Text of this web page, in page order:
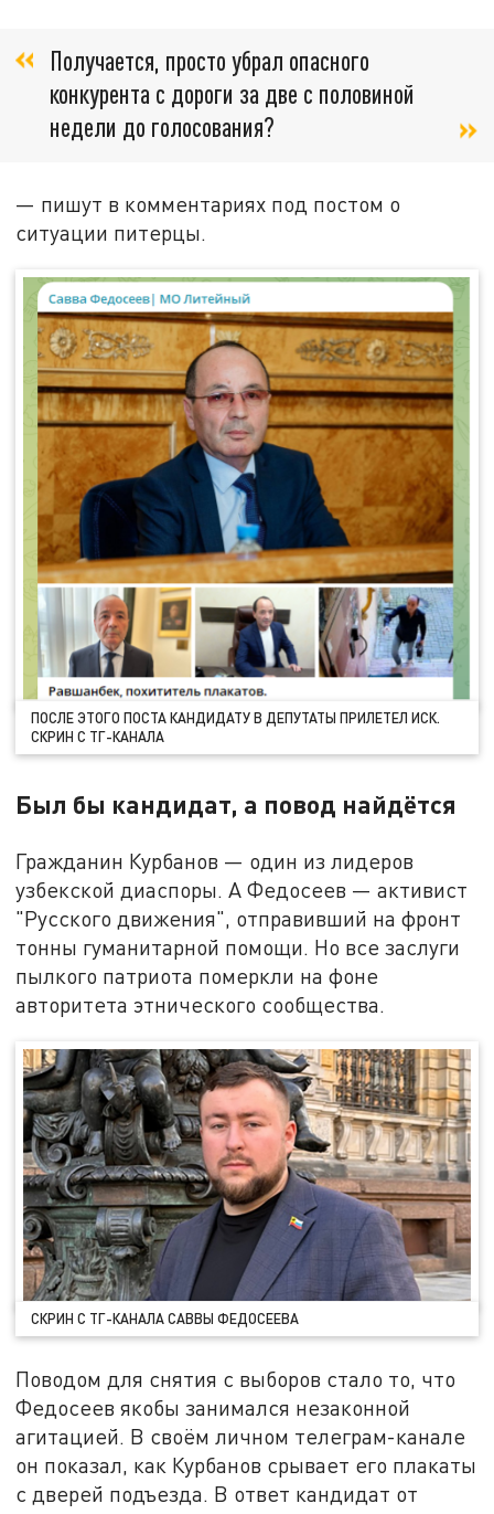
Получается, просто убрал опасного
конкурента с дороги за две с половиной
недели до голосования?
— пишут в комментариях под постом о
ситуации питерцы.
ПОСЛЕ ЭТОГО ПОСТА КАНДИДАТУ В ДЕПУТАТЫ ПРИЛЕТЕЛ ИСК.
СКРИН С ТГ-КАНАЛА
Был бы кандидат, а повод найдётся
Гражданин Курбанов — один из лидеров
узбекской диаспоры. А Федосеев — активист
"Русского движения", отправивший на фронт
тонны гуманитарной помощи. Но все заслуги
пылкого патриота померкли на фоне
авторитета этнического сообщества.
СКРИН С ТГ-КАНАЛА САВВЫ ФЕДОСЕЕВА
Поводом для снятия с выборов стало то, что
Федосеев якобы занимался незаконной
агитацией. В своём личном телеграм-канале
он показал, как Курбанов срывает его плакаты
с дверей подъезда. В ответ кандидат от